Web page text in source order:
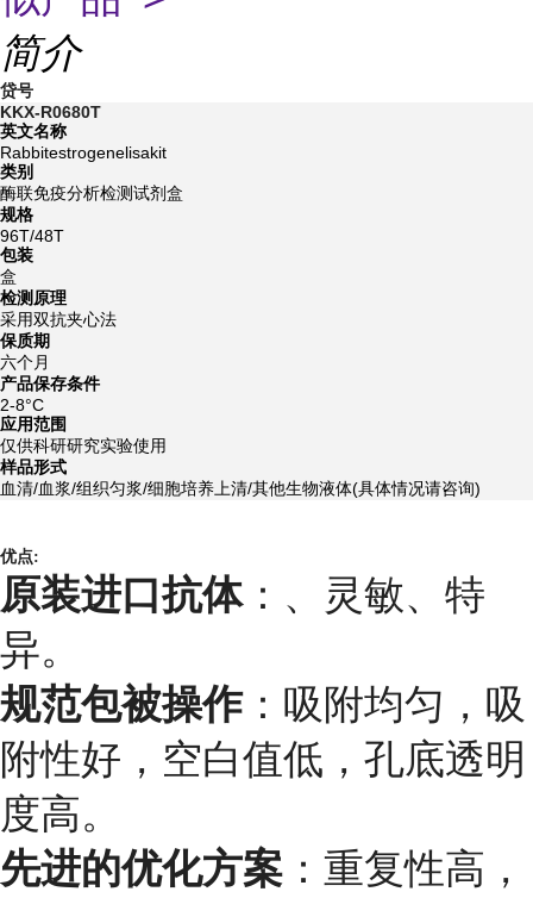
简介
贷号
KKX-R0680T
英文名称
Rabbitestrogenelisakit
类别
酶联免疫分析检测试剂盒
规格
96T/48T
包装
盒
检测原理
采用双抗夹心法
保质期
六个月
产品保存条件
2-8°C
应用范围
仅供科研研究实验使用
样品形式
血清/血浆/组织匀浆/细胞培养上清/其他生物液体(具体情况请咨询)
优点:
原装进口抗体：、灵敏、特
异。
规范包被操作：吸附均匀，吸
附性好，空白值低，孔底透明
度高。
先进的优化方案 ：重复性高，